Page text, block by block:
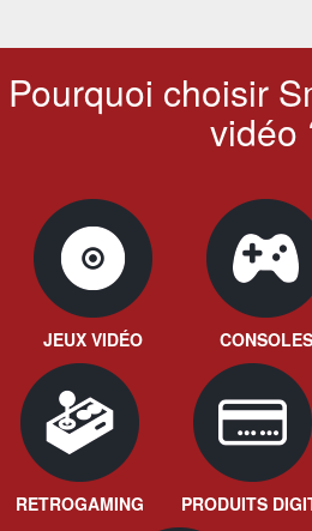
Pourquoi choisir
vidéo
JEUX VIDÉO CONSOLES
RETROGAMING PRODUITS